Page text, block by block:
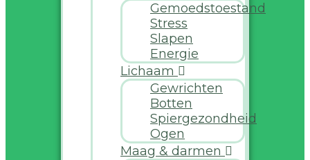
Gemoedstoestand
Stress
Slapen
Energie
Lichaam
Gewrichten
Botten
Spiergezondheid
Ogen
Maag & darmen